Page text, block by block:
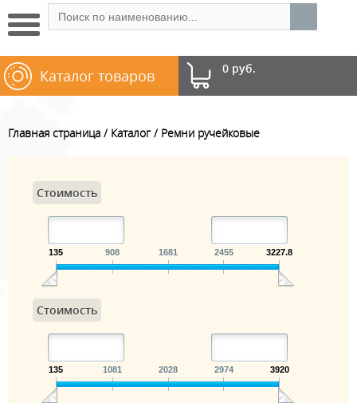
0 руб.
Каталог товаров
Главная страница Каталог Ремни ручейковые
Стоимость
135 908 1681 2455 3227.8
Стоимость
135 1081 2028 2974 3920